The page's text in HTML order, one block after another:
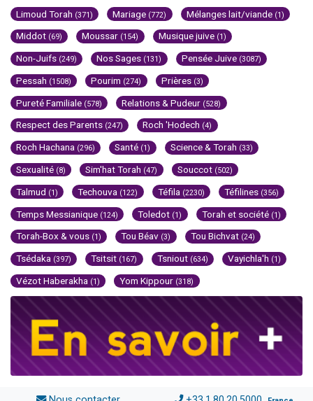
Limoud Torah (371) Mariage (772) Mélanges lait/viande (1)
Middot (69) Moussar (154) Musique juive (1)
Non-Juifs (249) Nos Sages (131) Pensée Juive (3087)
Pessah (1508) Pourim (274) Prières (3)
Pureté Familiale (578) Relations & Pudeur (528)
Respect des Parents (247) Roch 'Hodech (4)
Roch Hachana (296) Santé (1) Science & Torah (33)
Sexualité (8) Sim'hat Torah (47) Souccot (502)
Talmud (1) Techouva (122) Téfila (2230) Téfilines (356)
Temps Messianique (124) Toledot (1) Torah et société (1)
Torah-Box & vous (1) Tou Béav (3) Tou Bichvat (24)
Tsédaka (397) Tsitsit (167) Tsniout (634) Vayichla'h (1)
Vézot Haberakha (1) Yom Kippour (318)